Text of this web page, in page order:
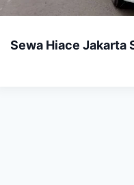
Sewa Hiace Jakarta